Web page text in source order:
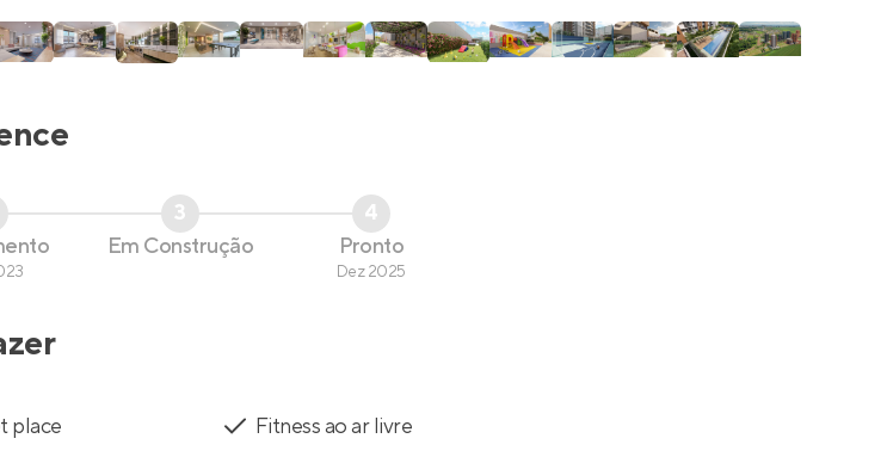
3
Em Construção
4
Pronto
Dez 2025
place
Fitness ao ar livre